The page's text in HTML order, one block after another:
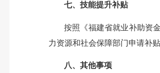
七、技能提升补贴
按照《福建省就业补助资
力资源和社会保障部门申请补贴
八、其他事项